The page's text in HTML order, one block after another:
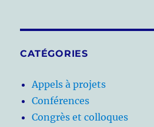
CATÉGORIES
Appels à projets
Conférences
Congrès et colloques